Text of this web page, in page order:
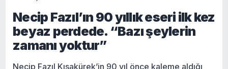
Necip Fazıl’ın 90 yıllık eseri ilk kez
beyaz perdede. “Bazı şeylerin
zamanı yoktur”
Necip Fazıl Kısakürek’in 90 yıl önce kaleme aldığı